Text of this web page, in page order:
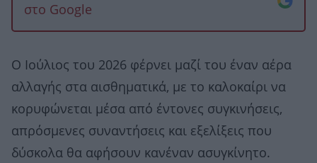
στο Google
Ο Ιούλιος του 2026 φέρνει μαζί του έναν αέρα
αλλαγής στα αισθηματικά, με το καλοκαίρι να
κορυφώνεται μέσα από έντονες συγκινήσεις,
απρόσμενες συναντήσεις και εξελίξεις που
δύσκολα θα αφήσουν κανέναν ασυγκίνητο.